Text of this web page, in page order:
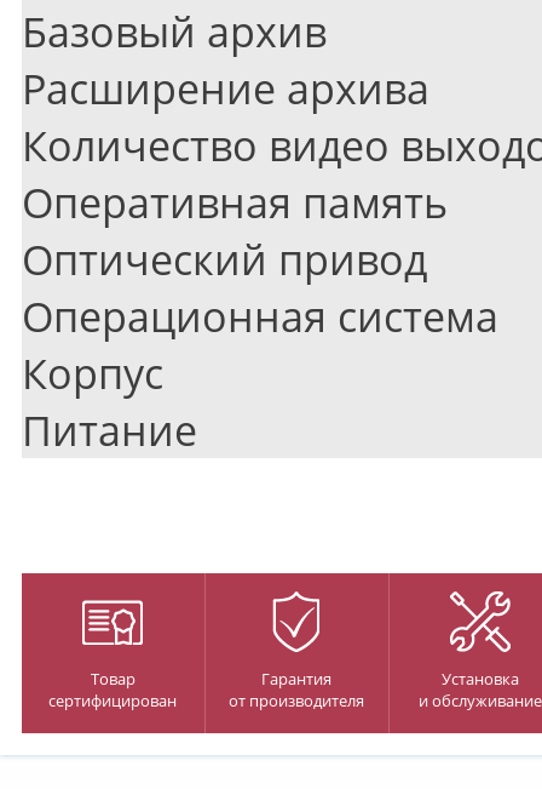
Базовый архив
Расширение архива
Количество видео
Оперативная память
Оптический привод
Операционная система
Корпус
Питание
Товар
сертифицирован
Гарантия
от производителя
Установка
и обслуживание